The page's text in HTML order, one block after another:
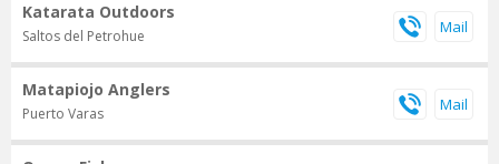
Katarata Outdoors
Saltos del Petrohue
Matapiojo Anglers
Puerto Varas